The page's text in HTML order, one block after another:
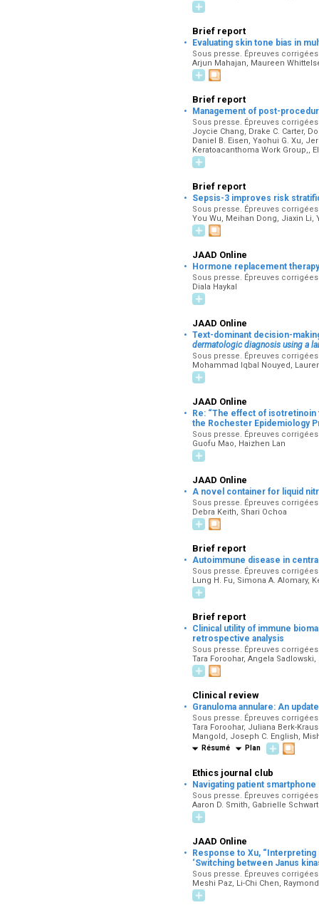
Brief report
· Evaluating skin tone bias in
Sous presse. Épreuves
Arjun Mahajan, Maureen
Brief report
· Management of post-
Sous presse. Épreuves
Joycie Chang, Drake C. Carter,
Daniel B. Eisen, Yaohui G. Xu,
Keratoacanthoma Work Group,,
Brief report
· Sepsis-3 improves risk
Sous presse. Épreuves
You Wu, Meihan Dong, Jiaxin Li,
JAAD Online
· Hormone replacement
Sous presse. Épreuves
Diala Haykal
JAAD Online
· Text-dominant decision-
dermatologic diagnosis using a
Sous presse. Épreuves
Mohammad Iqbal Nouyed,
JAAD Online
·
Re: “The effect of
the Rochester Epidemiology
Sous presse. Épreuves
Guofu Mao, Haizhen Lan
JAAD Online
· A novel container for liquid
Sous presse. Épreuves
Debra Keith, Shari Ochoa
Brief report
· Autoimmune disease in
Sous presse. Épreuves
Lung H. Fu, Simona A. Alomary,
Brief report
·
Clinical utility of immune
retrospective analysis
Sous presse. Épreuves
Tara Foroohar, Angela
Clinical review
· Granuloma annulare: An
Sous presse. Épreuves
Tara Foroohar, Juliana Berk-
Mangold, Joseph C. English,
Résumé Plan
Ethics journal club
· Navigating patient
Sous presse. Épreuves
Aaron D. Smith, Gabrielle
JAAD Online
·
Response to Xu,
‘Switching between Janus
Sous presse. Épreuves
Meshi Paz, Li-Chi Chen,